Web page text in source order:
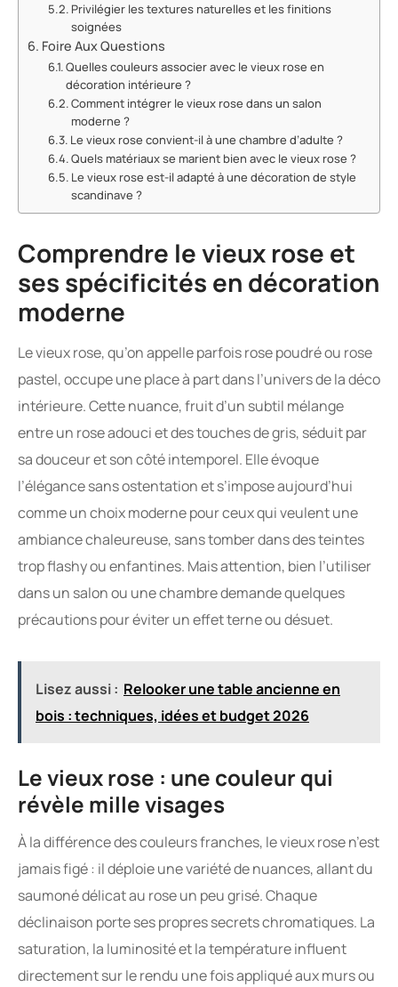
Privilégier les textures naturelles et les finitions
soignées
Foire Aux Questions
Quelles couleurs associer avec le vieux rose en
décoration intérieure ?
Comment intégrer le vieux rose dans un salon
moderne ?
Le vieux rose convient-il à une chambre d’adulte ?
Quels matériaux se marient bien avec le vieux rose ?
Le vieux rose est-il adapté à une décoration de style
scandinave ?
Comprendre le vieux rose et
ses spécificités en décoration
moderne
Le vieux rose, qu’on appelle parfois rose poudré ou rose
pastel, occupe une place à part dans l’univers de la déco
intérieure. Cette nuance, fruit d’un subtil mélange
entre un rose adouci et des touches de gris, séduit par
sa douceur et son côté intemporel. Elle évoque
l’élégance sans ostentation et s’impose aujourd’hui
comme un choix moderne pour ceux qui veulent une
ambiance chaleureuse, sans tomber dans des teintes
trop flashy ou enfantines. Mais attention, bien l’utiliser
dans un salon ou une chambre demande quelques
précautions pour éviter un effet terne ou désuet.
Lisez aussi : Relooker une table ancienne en
bois : techniques, idées et budget 2026
Le vieux rose : une couleur qui
révèle mille visages
À la différence des couleurs franches, le vieux rose n’est
jamais figé : il déploie une variété de nuances, allant du
saumoné délicat au rose un peu grisé. Chaque
déclinaison porte ses propres secrets chromatiques. La
saturation, la luminosité et la température influent
directement sur le rendu une fois appliqué aux murs ou